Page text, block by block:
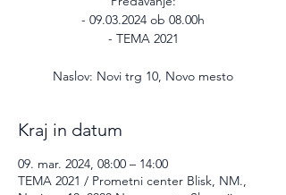
- 09.03.2024 ob 08.00h
- TEMA 2021
Naslov: Novi trg 10, Novo mesto
Kraj in datum
09. mar. 2024, 08:00 – 14:00
TEMA 2021 / Prometni center Blisk, NM.,